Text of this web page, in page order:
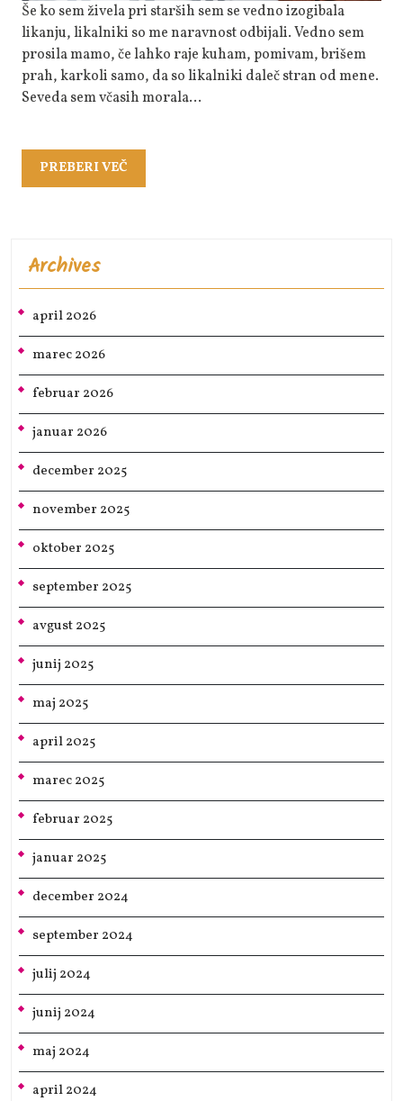
Še ko sem živela pri starših sem se vedno izogibala
likanju, likalniki so me naravnost odbijali. Vedno sem
prosila mamo, če lahko raje kuham, pomivam, brišem
prah, karkoli samo, da so likalniki daleč stran od mene.
Seveda sem včasih morala…
PREBERI VEČ
VEČ
Archives
april 2026
marec 2026
februar 2026
januar 2026
december 2025
november 2025
oktober 2025
september 2025
avgust 2025
junij 2025
maj 2025
april 2025
marec 2025
februar 2025
januar 2025
december 2024
september 2024
julij 2024
junij 2024
maj 2024
april 2024